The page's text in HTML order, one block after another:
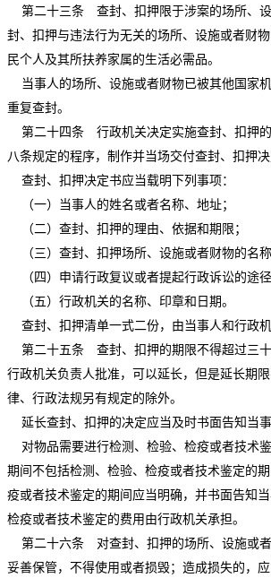
第二十三条 查封、扣押限于涉案的场所、
封、扣押与违法行为无关的场所、设施或者财
民个人及其所扶养家属的生活必需品。
当事人的场所、设施或者财物已被其他国家
重复查封。
第二十四条 行政机关决定实施查封、扣押
八条规定的程序，制作并当场交付查封、扣押决
查封、扣押决定书应当载明下列事项：
（一）当事人的姓名或者名称、地址；
（二）查封、扣押的理由、依据和期限；
（三）查封、扣押场所、设施或者财物的名称
（四）申请行政复议或者提起行政诉讼的途径
（五）行政机关的名称、印章和日期。
查封、扣押清单一式二份，由当事人和行政机
第二十五条 查封、扣押的期限不得超过三
行政机关负责人批准，可以延长，但是延长期
律、行政法规另有规定的除外。
延长查封、扣押的决定应当及时书面告知当事
对物品需要进行检测、检验、检疫或者技术
期间不包括检测、检验、检疫或者技术鉴定的
疫或者技术鉴定的期间应当明确，并书面告知当
检疫或者技术鉴定的费用由行政机关承担。
第二十六条 对查封、扣押的场所、设施或者
妥善保管，不得使用或者损毁；造成损失的，应